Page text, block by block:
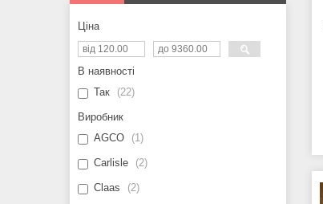
Ціна
В наявності
Так
22
Виробник
AGCO
1
Carlisle 2
Claas 2